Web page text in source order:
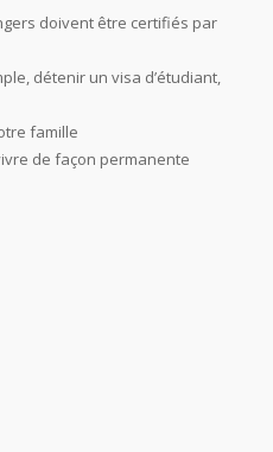
doivent être certifiés par
détenir un visa d’étudiant,
famille
de façon permanente